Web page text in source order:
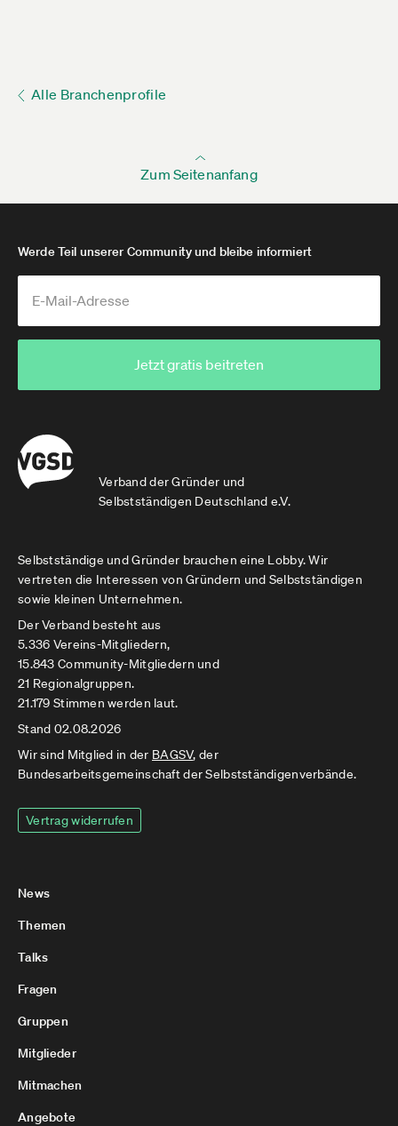
Alle Branchenprofile
Zum Seitenanfang
Verband der Gründer und
Selbstständigen Deutschland e.V.
Werde Teil unserer Community und bleibe informiert
Jetzt gratis beitreten
Selbstständige und Gründer brauchen eine Lobby. Wir
vertreten die Interessen von Gründern und Selbstständigen
sowie kleinen Unternehmen.
Der Verband besteht aus
5.336 Vereins-Mitgliedern,
15.843 Community-Mitgliedern und
21 Regionalgruppen.
21.179 Stimmen werden laut.
Stand 02.08.2026
Wir sind Mitglied in der BAGSV, der
Bundesarbeitsgemeinschaft der Selbstständigenverbände.
Vertrag widerrufen
News
Themen
Talks
Fragen
Gruppen
Mitglieder
Mitmachen
Angebote